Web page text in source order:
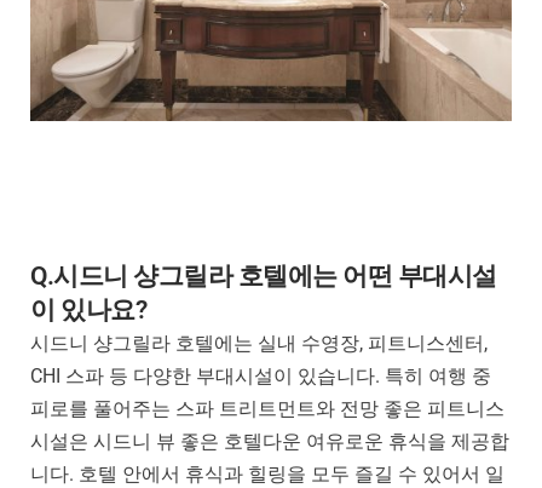
Q.시드니 샹그릴라 호텔에는 어떤 부대시설
이 있나요?
시드니 샹그릴라 호텔에는 실내 수영장, 피트니스센터,
CHI 스파 등 다양한 부대시설이 있습니다. 특히 여행 중
피로를 풀어주는 스파 트리트먼트와 전망 좋은 피트니스
시설은 시드니 뷰 좋은 호텔다운 여유로운 휴식을 제공합
니다. 호텔 안에서 휴식과 힐링을 모두 즐길 수 있어서 일